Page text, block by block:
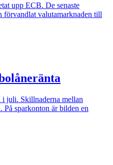
upp ECB. De senaste
förvandlat valutamarknaden till
i juli. Skillnaderna mellan
På sparkonton är bilden en